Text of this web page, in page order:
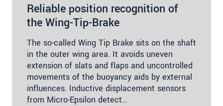
Reliable position recognition of
the Wing-Tip-Brake
The so-called Wing Tip Brake sits on the shaft
in the outer wing area. It avoids uneven
extension of slats and flaps and uncontrolled
movements of the buoyancy aids by external
influences. Inductive displacement sensors
from Micro-Epsilon detect…